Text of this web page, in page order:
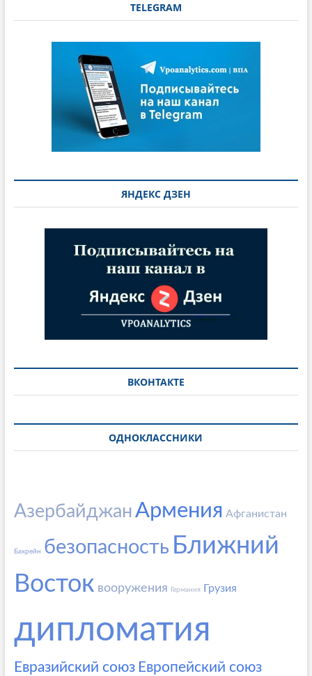
TELEGRAM
ЯНДЕКС ДЗЕН
ВКОНТАКТЕ
ОДНОКЛАССНИКИ
АзербайджанАрмения Афганистан
Бахрейн безопасность Ближний
Восток вооружения Германия Грузия
дипломатия
Евразийский союз Европейский союз